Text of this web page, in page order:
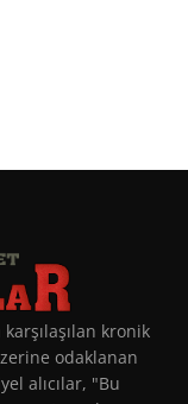
kronik
odaklanan
alıcılar, "Bu